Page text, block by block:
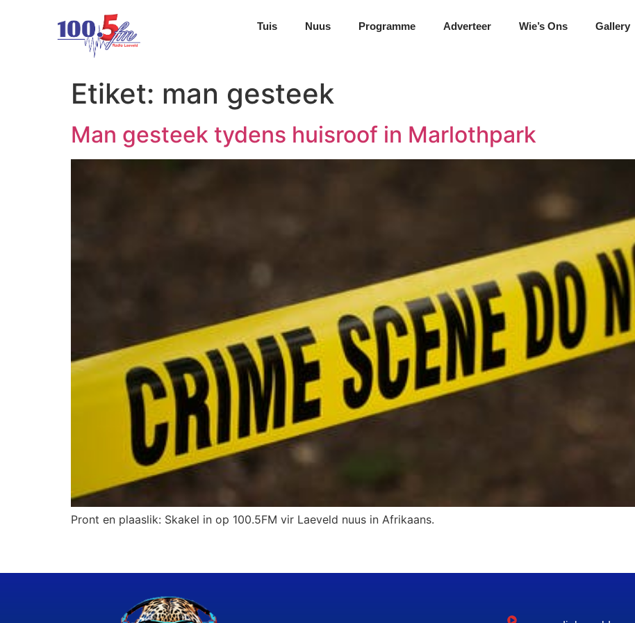
Tuis Nuus Programme Adverteer Wie’s Ons Gallery
Etiket: man gesteek
Man gesteek tydens huisroof in Marlothpark
Pront en plaaslik: Skakel in op 100.5FM vir Laeveld nuus in Afrikaans.